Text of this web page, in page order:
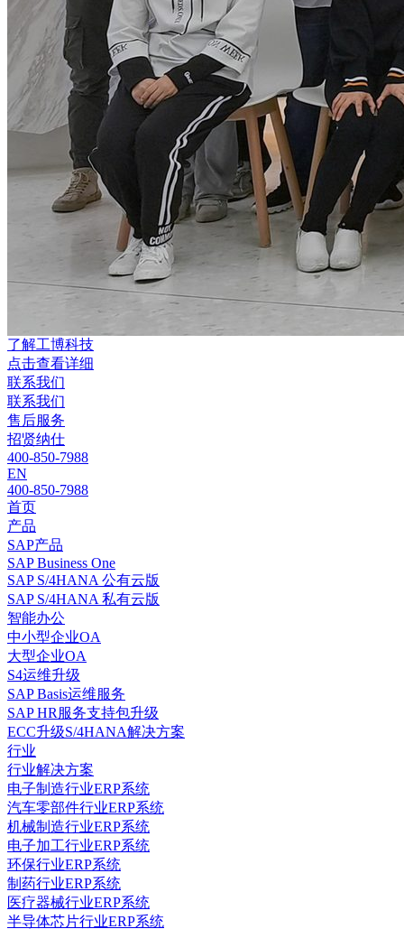
了解工博科技
点击查看详细
联系我们
联系我们
售后服务
招贤纳仕
400-850-7988
EN
400-850-7988
首页
产品
SAP产品
SAP Business One
SAP S/4HANA 公有云版
SAP S/4HANA 私有云版
智能办公
中小型企业OA
大型企业OA
S4运维升级
SAP Basis运维服务
SAP HR服务支持包升级
ECC升级S/4HANA解决方案
行业
行业解决方案
电子制造行业ERP系统
汽车零部件行业ERP系统
机械制造行业ERP系统
电子加工行业ERP系统
环保行业ERP系统
制药行业ERP系统
医疗器械行业ERP系统
半导体芯片行业ERP系统